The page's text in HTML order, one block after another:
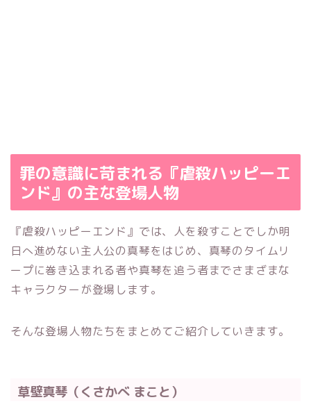
罪の意識に苛まれる『虐殺ハッピーエ
ンド』の主な登場人物
『虐殺ハッピーエンド』では、 人を殺すことでしか明
日へ進めない主人公の真琴をはじめ、真琴のタイムリ
ープに巻き込まれる者や真琴を追う者までさまざまな
キャラクターが登場します。
そんな登場人物たちをまとめてご紹介していきます。
草壁真琴（くさかべ まこと）